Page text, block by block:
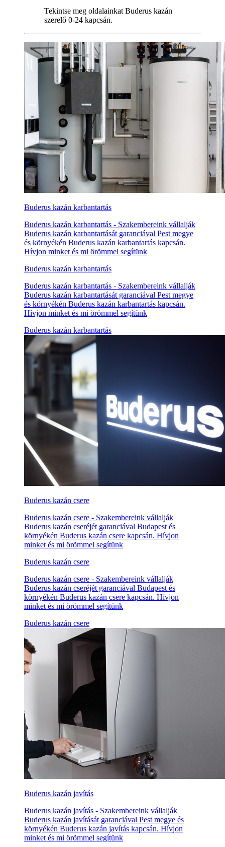
Tekintse meg oldalainkat Buderus kazán
szerelő 0-24 kapcsán.
Buderus kazán karbantartás
Buderus kazán karbantartás - Szakembereink vállalják
Buderus kazán karbantartását garanciával Pest megye
és környékén Buderus kazán karbantartás kapcsán.
Hívjon minket és mi örömmel segítünk
Buderus kazán karbantartás
Buderus kazán karbantartás - Szakembereink vállalják
Buderus kazán karbantartását garanciával Pest megye
és környékén Buderus kazán karbantartás kapcsán.
Hívjon minket és mi örömmel segítünk
Buderus kazán karbantartás
Buderus kazán csere
Buderus kazán csere - Szakembereink vállalják
Buderus kazán cseréjét garanciával Budapest és
környékén Buderus kazán csere kapcsán. Hívjon
minket és mi örömmel segítünk
Buderus kazán csere
Buderus kazán csere - Szakembereink vállalják
Buderus kazán cseréjét garanciával Budapest és
környékén Buderus kazán csere kapcsán. Hívjon
minket és mi örömmel segítünk
Buderus kazán csere
Buderus kazán javítás
Buderus kazán javítás - Szakembereink vállalják
Buderus kazán javítását garanciával Pest megye és
környékén Buderus kazán javítás kapcsán. Hívjon
minket és mi örömmel segítünk